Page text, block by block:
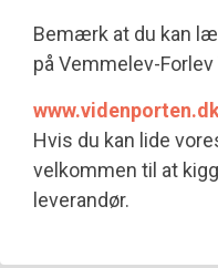
Bemærk at du kan
på Vemmelev-
Hvis du kan lide
velkommen til at
leverandør.